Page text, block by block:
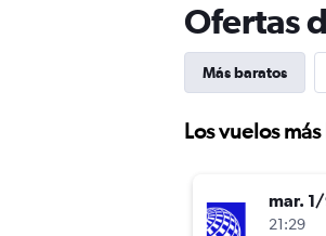
Ofertas
Más baratos
Los vuelos
mar.
21:29